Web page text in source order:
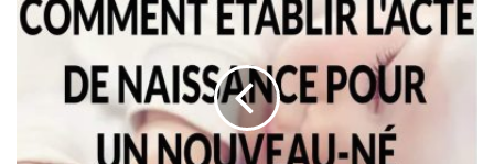
[BonÀsavoir]
COMMENT